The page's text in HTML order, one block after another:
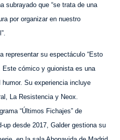
subrayado que “se trata de una
por organizar en nuestro
representar su espectáculo “Esto
Este cómico y guionista es una
Su experiencia incluye
La Resistencia y Neox.
“Últimos Fichajes” de
up desde 2017, Galder gestiona su